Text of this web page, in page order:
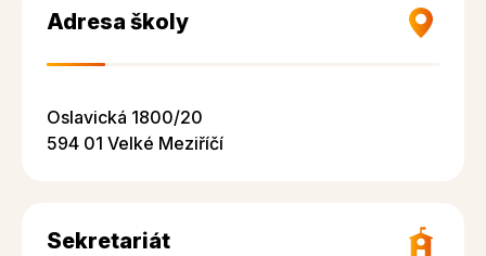
Adresa školy
Oslavická 1800/20
594 01 Velké Meziříčí
Sekretariát